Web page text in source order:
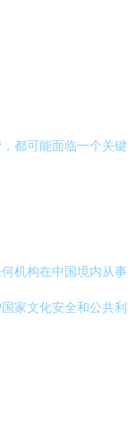
都可能面临一个关
机构在中国境内从
家文化安全和公共利